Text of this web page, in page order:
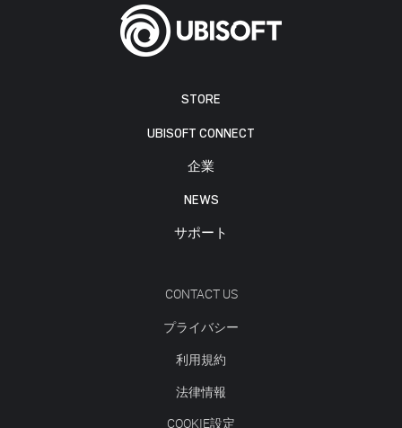
STORE
UBISOFT CONNECT
企業
NEWS
サポート
CONTACT US
プライバシー
利用規約
法律情報
COOKIE設定